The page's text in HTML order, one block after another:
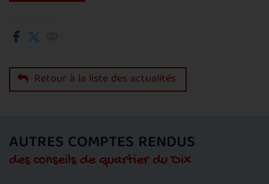
Retour à la liste des actualités
AUTRES COMPTES RENDUS
des conseils de quartier du Dix